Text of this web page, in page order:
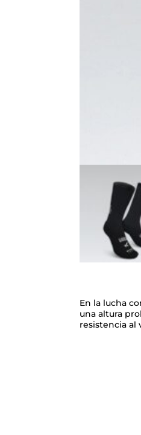
En la lucha
una altura
resistencia al